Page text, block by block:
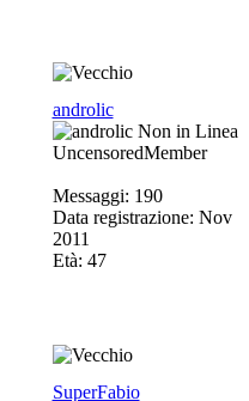
androlic
UncensoredMember
Messaggi: 190
Data registrazione: Nov
2011
Età: 47
SuperFabio